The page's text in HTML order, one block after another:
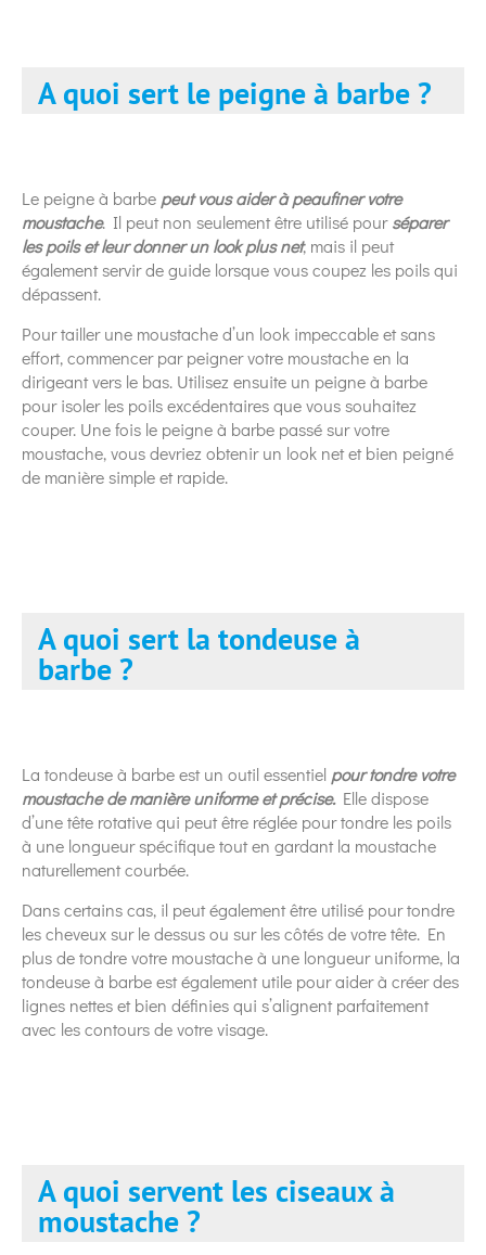
A quoi sert le peigne à barbe ?
Le peigne à barbe peut vous aider à peaufiner votre
moustache. Il peut non seulement être utilisé pourséparer
les poils et leur donner un look plus net, mais il peut
également servir de guide lorsque vous coupez les poils qui
dépassent.
Pour tailler une moustache d’un look impeccable et sans
effort, commencer par peigner votre moustache en la
dirigeant vers le bas. Utilisez ensuite un peigne à barbe
pour isoler les poils excédentaires que vous souhaitez
couper. Une fois le peigne à barbe passé sur votre
moustache, vous devriez obtenir un look net et bien peigné
de manière simple et rapide.
A quoi sert la tondeuse à
barbe ?
La tondeuse à barbe est un outil essentiel pour tondre votre
moustache de manière uniforme et précise.Elle dispose
d’une tête rotative qui peut être réglée pour tondre les poils
à une longueur spécifique tout en gardant la moustache
naturellement courbée.
Dans certains cas, il peut également être utilisé pour tondre
les cheveux sur le dessus ou sur les côtés de votre tête. En
plus de tondre votre moustache à une longueur uniforme, la
tondeuse à barbe est également utile pour aider à créer des
lignes nettes et bien définies qui s’alignent parfaitement
avec les contours de votre visage.
A quoi servent les ciseaux à
moustache ?